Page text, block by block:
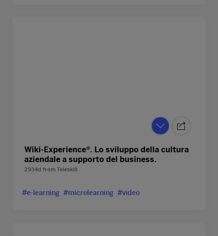
Wiki-Experience®. Lo sviluppo della cultura
aziendale a supporto del business.
2934d from Teleskill
#e-learning #microlearning #video